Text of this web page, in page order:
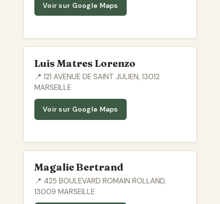
Voir sur Google Maps
Luis Matres Lorenzo
📍 121 AVENUE DE SAINT JULIEN, 13012
MARSEILLE
Voir sur Google Maps
Magalie Bertrand
📍 425 BOULEVARD ROMAIN ROLLAND,
13009 MARSEILLE